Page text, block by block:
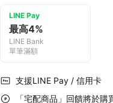
LINE Pay
最高4%
LINE Bank
單筆滿額
支援LINE Pay / 信用卡
「宅配商品」回饋將於